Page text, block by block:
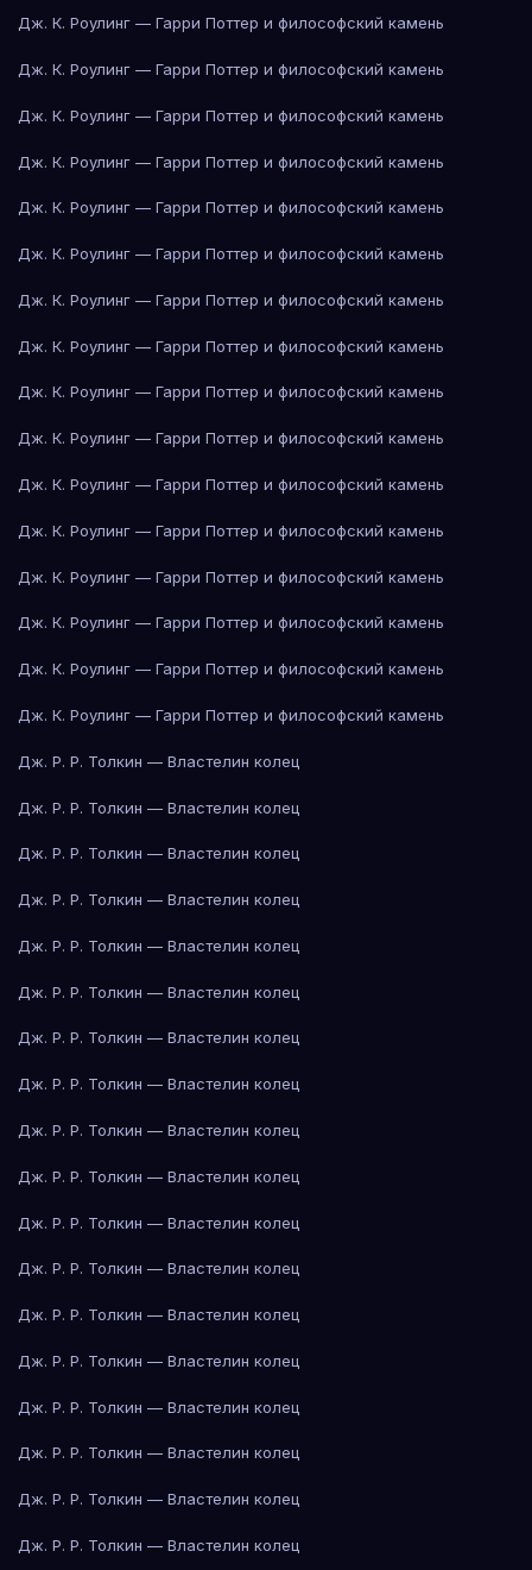
Дж. К. Роулинг — Гарри Поттер и философский камень
Дж. К. Роулинг — Гарри Поттер и философский камень
Дж. К. Роулинг — Гарри Поттер и философский камень
Дж. К. Роулинг — Гарри Поттер и философский камень
Дж. К. Роулинг — Гарри Поттер и философский камень
Дж. К. Роулинг — Гарри Поттер и философский камень
Дж. К. Роулинг — Гарри Поттер и философский камень
Дж. К. Роулинг — Гарри Поттер и философский камень
Дж. К. Роулинг — Гарри Поттер и философский камень
Дж. К. Роулинг — Гарри Поттер и философский камень
Дж. К. Роулинг — Гарри Поттер и философский камень
Дж. К. Роулинг — Гарри Поттер и философский камень
Дж. К. Роулинг — Гарри Поттер и философский камень
Дж. К. Роулинг — Гарри Поттер и философский камень
Дж. К. Роулинг — Гарри Поттер и философский камень
Дж. К. Роулинг — Гарри Поттер и философский камень
Дж. Р. Р. Толкин — Властелин колец
Дж. Р. Р. Толкин — Властелин колец
Дж. Р. Р. Толкин — Властелин колец
Дж. Р. Р. Толкин — Властелин колец
Дж. Р. Р. Толкин — Властелин колец
Дж. Р. Р. Толкин — Властелин колец
Дж. Р. Р. Толкин — Властелин колец
Дж. Р. Р. Толкин — Властелин колец
Дж. Р. Р. Толкин — Властелин колец
Дж. Р. Р. Толкин — Властелин колец
Дж. Р. Р. Толкин — Властелин колец
Дж. Р. Р. Толкин — Властелин колец
Дж. Р. Р. Толкин — Властелин колец
Дж. Р. Р. Толкин — Властелин колец
Дж. Р. Р. Толкин — Властелин колец
Дж. Р. Р. Толкин — Властелин колец
Дж. Р. Р. Толкин — Властелин колец
Дж. Р. Р. Толкин — Властелин колец